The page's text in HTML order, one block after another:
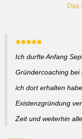
Das
Ich durfte Anfang
Gründercoaching
ich dort erhalten
Existenzgründung
Zeit und weiterhin